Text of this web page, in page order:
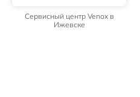
Сервисный центр Venox в
Ижевске